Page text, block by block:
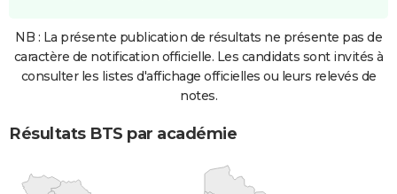
NB : La présente publication de résultats ne présente pas de
caractère de notification officielle. Les candidats sont invités à
consulter les listes d'affichage officielles ou leurs relevés de
notes.
Résultats BTS par académie